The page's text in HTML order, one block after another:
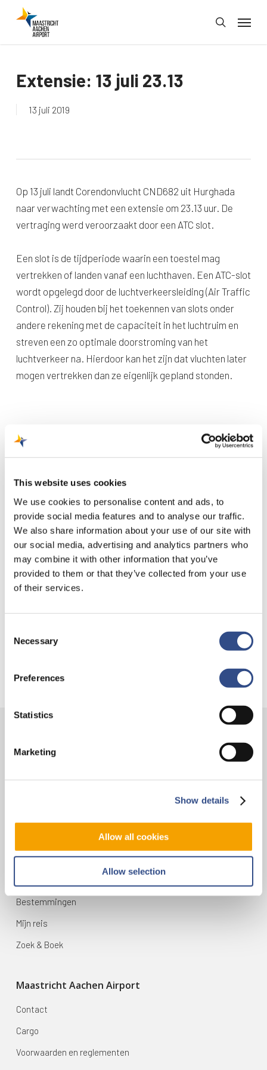
This website uses cookies
We use cookies to personalise content and ads, to
provide social media features and to analyse our traffic.
We also share information about your use of our site with
our social media, advertising and analytics partners who
may combine it with other information that you’ve
provided to them or that they’ve collected from your use
of their services.
Selection
Necessary
Preferences
Statistics
Marketing
Show details
Allow all cookies
Allow selection
search
Menu
Extensie: 13 juli 23.13
13 juli 2019
Op 13 juli landt Corendonvlucht CND682 uit Hurghada
naar verwachting met een extensie om 23.13 uur. De
vertraging werd veroorzaakt door een ATC slot.
Een slot is de tijdperiode waarin een toestel mag
vertrekken of landen vanaf een luchthaven. Een ATC-slot
wordt opgelegd door de luchtverkeersleiding (Air Traffic
Control). Zij houden bij het toekennen van slots onder
andere rekening met de capaciteit in het luchtruim en
streven een zo optimale doorstroming van het
luchtverkeer na. Hierdoor kan het zijn dat vluchten later
mogen vertrekken dan ze eigenlijk gepland stonden.
Recente berichten
Trainingsvlucht 4 augustus
Nieuwe AI-primeur voor Maastricht Aachen Airport:
intelligent exoskelet ondersteunt vrachtafhandeling
Trainingsvlucht KLM
Contact
Op reis
Bestemmingen
Mijn reis
Zoek & Boek
Maastricht Aachen Airport
Contact
Cargo
Voorwaarden en reglementen